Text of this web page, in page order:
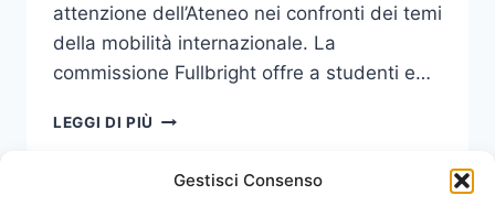
Gestisci Consenso
attenzione dell’Ateneo nei confronti dei temi
della mobilità internazionale. La
commissione Fullbright offre a studenti e…
LEGGI DI PIÙ PRESENTATE
OFFERTE